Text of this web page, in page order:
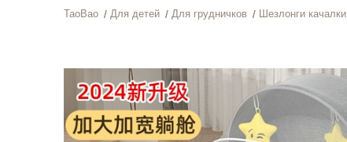
TaoBao Для детей Для грудничков Шезлонги качалки